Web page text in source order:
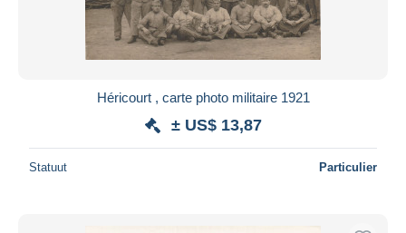
Héricourt , carte photo militaire 1921
± US$ 13,87
Statuut Particulier